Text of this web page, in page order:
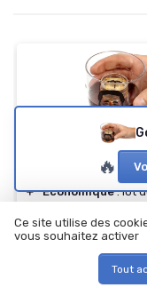
Gobelets de fête
amusant
＋ Économique: lot
＋ Faciles ànettoyer
4,4/5 — 28
🔥
Ce site utilise des
vous souhaitez activer
Tout